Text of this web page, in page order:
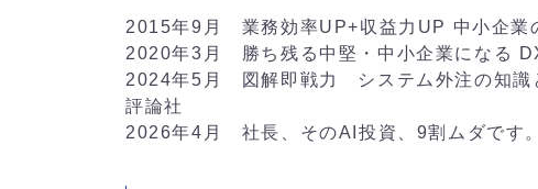
2015年9月 業務効率UP+収益力UP 中小企業
2020年3月 勝ち残る中堅・中小企業になる
2024年5月 図解即戦力 システム外注の知識
評論社
2026年4月 社長、そのAI投資、9割ムダです